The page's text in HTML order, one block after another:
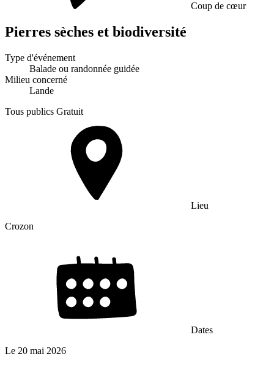
Coup de cœur
Pierres sèches et biodiversité
Type d'événement
Balade ou randonnée guidée
Milieu concerné
Lande
Tous publics Gratuit
Lieu
Crozon
Dates
Le 20 mai 2026